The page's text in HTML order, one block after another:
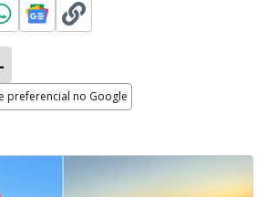
preferencial no Google